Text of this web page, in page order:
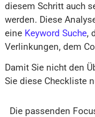
diesem Schritt auch
werden. Diese
eine Keyword Suche,
Verlinkungen, dem
Damit Sie nicht den
Sie diese Checkliste
Die passenden